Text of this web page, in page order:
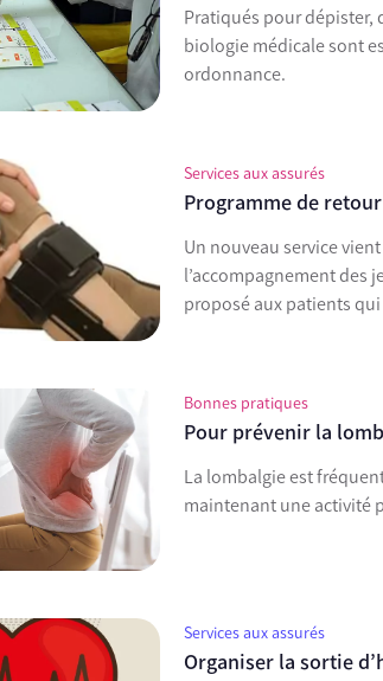
Pratiqués pour dépister,
biologie médicale sont
ordonnance.
Services aux assurés
Programme de
Un nouveau service
l’accompagnement des
proposé aux patients
Bonnes pratiques
Pour prévenir la
La lombalgie est
maintenant une activité
Services aux assurés
Organiser la sortie